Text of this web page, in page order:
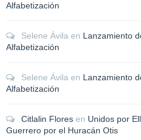
Alfabetización
Selene Ávila en Lanzamiento
Alfabetización
Selene Ávila en Lanzamiento
Alfabetización
Citlalin Flores en Unidos por
Guerrero por el Huracán Otis